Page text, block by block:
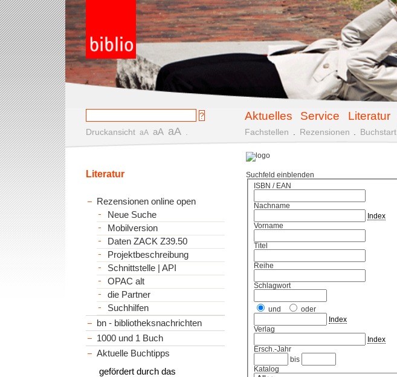
Aktuelles Service Literatur
Druckansicht aA aA aA Fachstellen Rezensionen Buchstart
Suchfeld einblenden
ISBN / EAN
Nachname
Index
Vorname
Titel
Reihe
Schlagwort
und
oder
Index
Verlag
Index
Ersch.-Jahr
bis
Katalog
Literatur
Rezensionen online open
Neue Suche
Mobilversion
Daten ZACK Z39.50
Projektbeschreibung
Schnittstelle | API
OPAC alt
die Partner
Suchhilfen
bn - bibliotheksnachrichten
1000 und 1 Buch
Aktuelle Buchtipps
gefördert durch das